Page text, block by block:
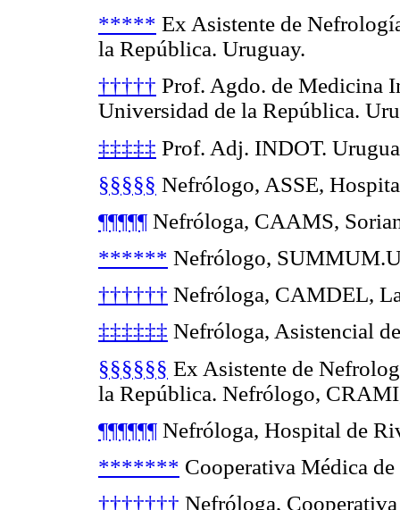
***** Ex Asistente de
la República. Uruguay.
††††† Prof. Agdo. de Medicina
Universidad de la República.
‡‡‡‡‡ Prof. Adj. INDOT.
§§§§§ Nefrólogo, ASSE,
¶¶¶¶¶ Nefróloga, CAAMS,
****** Nefrólogo,
†††††† Nefróloga, CAMDEL,
‡‡‡‡‡‡ Nefróloga, Asistencial
§§§§§§ Ex Asistente de
la República. Nefrólogo,
¶¶¶¶¶¶ Nefróloga, Hospital de
******* Cooperativa Médica
††††††† Nefróloga,